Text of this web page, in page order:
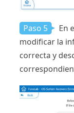
Paso 5
En
modificar la
correcta y